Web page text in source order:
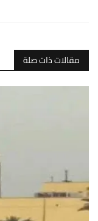
مقالات ذات صلة